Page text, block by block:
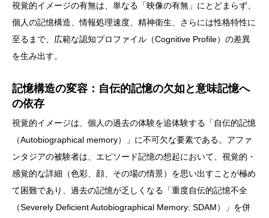
視覚的イメージの有無は、単なる「映像の有無」にとどまらず、
個人の記憶構造、情報処理速度、精神衛生、さらには性格特性に
至るまで、広範な認知プロファイル（Cognitive Profile）の差異
を生み出す。
記憶構造の変容：自伝的記憶の欠如と意味記憶へ
の依存
視覚的イメージは、個人の過去の体験を追体験する「自伝的記憶
（Autobiographical memory）」に不可欠な要素である。アファ
ンタジアの被験者は、エピソード記憶の想起において、視覚的・
感覚的な詳細（色彩、顔、その場の情景）を思い出すことが極め
て困難であり、過去の記憶が乏しくなる「重度自伝的記憶不全
（Severely Deficient Autobiographical Memory: SDAM）」を併